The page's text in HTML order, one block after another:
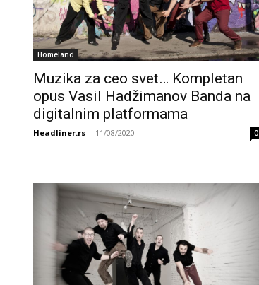
Homeland
Muzika za ceo svet… Kompletan
opus Vasil Hadžimanov Banda na
digitalnim platformama
Headliner.rs - 11/08/2020 0